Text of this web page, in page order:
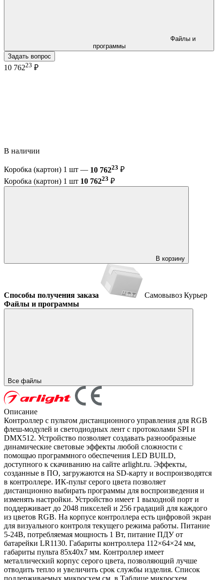
программы
Задать вопрос
10 76223 ₽
В наличии
Коробка (картон) 1 шт — 10 76223 ₽
Коробка (картон) 1 шт 10 76223 ₽
В корзину
Способы получения заказа Самовывоз Курьер
Файлы и программы
Все файлы
Описание
Контроллер с пультом дистанционного управления для RGB
флеш-модулей и светодиодных лент c протоколами SPI и
DMX512. Устройство позволяет создавать разнообразные
динамические световые эффекты любой сложности с
помощью программного обеспечения LED BUILD,
доступного к скачиванию на сайте arlight.ru. Эффекты,
созданные в ПО, загружаются на SD-карту и воспроизводятся
в контроллере. ИК-пульт серого цвета позволяет
дистанционно выбирать программы для воспроизведения и
изменять настройки. Устройство имеет 1 выходной порт и
поддерживает до 2048 пикселей и 256 градаций для каждого
из цветов RGB. На корпусе контроллера есть цифровой экран
для визуального контроля текущего режима работы. Питание
5-24В, потребляемая мощность 1 Вт, питание ПДУ от
батарейки LR1130. Габариты контроллера 112×64×24 мм,
габариты пульта 85х40х7 мм. Контроллер имеет
металлический корпус серого цвета, позволяющий лучше
отводить тепло и увеличить срок службы изделия. Список
поддерживаемых микросхем см. в Таблице микросхем.